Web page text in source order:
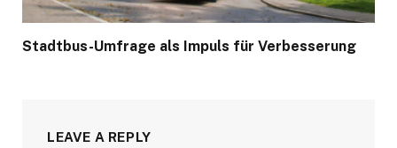
Stadtbus-Umfrage als Impuls für Verbesserung
LEAVE A REPLY